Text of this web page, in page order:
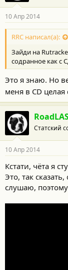
10 Апр 2014
RRC написал(а):
Зайди на
содранное как с
Это я знаю. Но
меня в CD
Статский
10 Апр 2014
Кстати, чёта я
Это, так
слушаю,